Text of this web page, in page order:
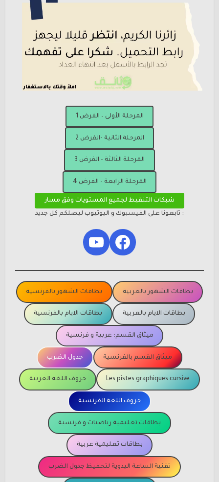
المرحلة الأولى – الفرض 1
المرحلة الثانية -الفرض 2
المرحلة الثالثة – الفرض 3
المرحلة الرابعة – الفرض 4
شبكات التنقيط لجميع المستويات وفق مسار
: تابعونا على الفيسبوك و اليوتيوب ليصلكم كل جديد
Facebook
YouTube
بطاقات الشهور بالعربية بطاقات الشهور بالفرنسية
بطاقات الايام بالعربية بطاقات الايام بالفرنسية
ميثاق القسم: عربية و فرنسية
ميثاق القسم بالفرنسية جدول الضرب
Les pistes graphiques cursive حروف اللغة العربية
حروف اللغة الفرنسية
بطاقات تعليمية رياضيات و فرنسية
بطاقات تعليمية عربية
تقنية الساعة اليدوية لتحفيظ جدول الضرب